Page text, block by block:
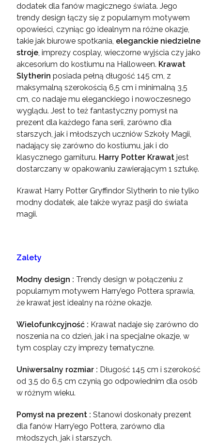
dodatek dla fanów magicznego świata. Jego
trendy design łączy się z popularnym motywem
opowieści, czyniąc go idealnym na różne okazje,
takie jak biurowe spotkania, eleganckie niedzielne
stroje, imprezy cosplay, wieczorne wyjścia czy jako
akcesorium do kostiumu na Halloween. Krawat
Slytherin posiada pełną długość 145 cm, z
maksymalną szerokością 6,5 cm i minimalną 3,5
cm, co nadaje mu eleganckiego i nowoczesnego
wyglądu. Jest to też fantastyczny pomysł na
prezent dla każdego fana serii, zarówno dla
starszych, jak i młodszych uczniów Szkoły Magii,
nadający się zarówno do kostiumu, jak i do
klasycznego garnituru. Harry Potter Krawat jest
dostarczany w opakowaniu zawierającym 1 sztukę.
Krawat Harry Potter Gryffindor Slytherin to nie tylko
modny dodatek, ale także wyraz pasji do świata
magii.
Zalety
Modny design : Trendy design w połączeniu z
popularnym motywem Harry’ego Pottera sprawia,
że krawat jest idealny na różne okazje.
Wielofunkcyjność : Krawat nadaje się zarówno do
noszenia na co dzień, jak i na specjalne okazje, w
tym cosplay czy imprezy tematyczne.
Uniwersalny rozmiar : Długość 145 cm i szerokość
od 3,5 do 6,5 cm czynią go odpowiednim dla osób
w różnym wieku.
Pomysł na prezent : Stanowi doskonały prezent
dla fanów Harry’ego Pottera, zarówno dla
młodszych, jak i starszych.